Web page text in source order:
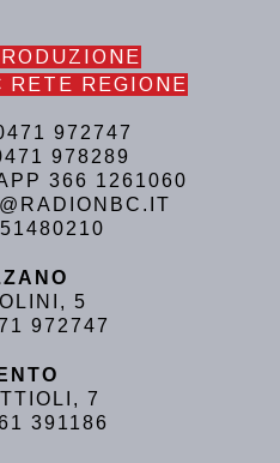
RETE REGIONE
972747
978289
366 1261060
5
972747
7
391186